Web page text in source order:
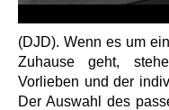
(DJD). Wenn es um
Zuhause geht,
Vorlieben und der
Der Auswahl des